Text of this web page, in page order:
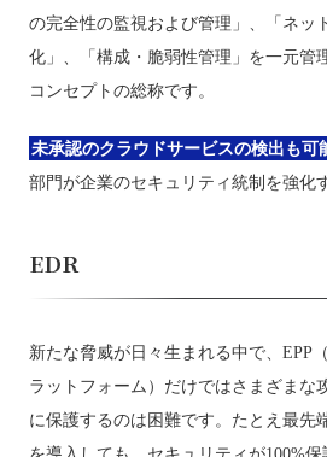
の完全性の監視および管理」、「ネッ
化」、「構成・脆弱性管理」を一元管
コンセプトの総称です。
未承認のクラウドサービスの検出も可
部門が企業のセキュリティ統制を強化
EDR
新たな脅威が日々生まれる中で、EPP
ラットフォーム）だけではさまざまな
に保護するのは困難です。たとえ最先